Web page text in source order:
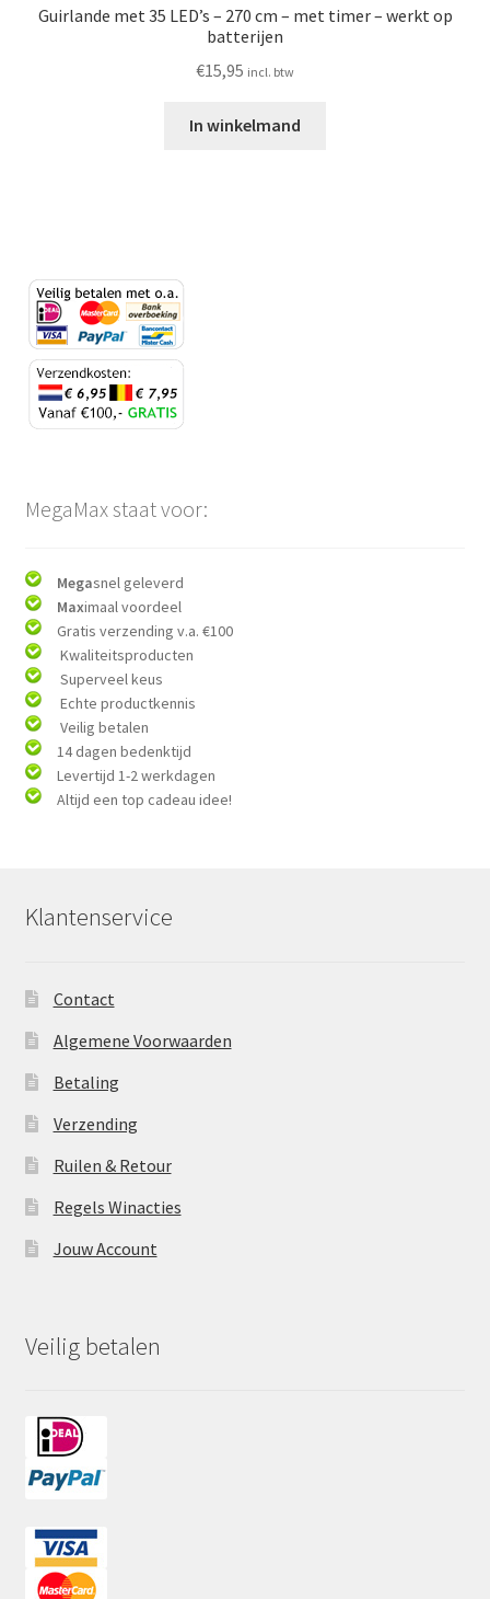
Guirlande met 35 LED’s – 270 cm – met timer – werkt op
batterijen
€15,95 incl. btw
In winkelmand
MegaMax staat voor:
Megasnel geleverd
Maximaal voordeel
Gratis verzending v.a. €100
Kwaliteitsproducten
Superveel keus
Echte productkennis
Veilig betalen
14 dagen bedenktijd
Levertijd 1-2 werkdagen
Altijd een top cadeau idee!
Klantenservice
Contact
Algemene Voorwaarden
Betaling
Verzending
Ruilen & Retour
Regels Winacties
Jouw Account
Veilig betalen